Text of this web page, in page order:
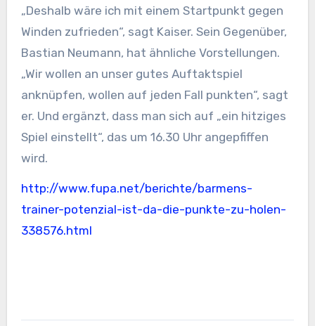
„Deshalb wäre ich mit einem Startpunkt gegen
Winden zufrieden“, sagt Kaiser. Sein Gegenüber,
Bastian Neumann, hat ähnliche Vorstellungen.
„Wir wollen an unser gutes Auftaktspiel
anknüpfen, wollen auf jeden Fall punkten“, sagt
er. Und ergänzt, dass man sich auf „ein hitziges
Spiel einstellt“, das um 16.30 Uhr angepfiffen
wird.
http://www.fupa.net/berichte/barmens-
trainer-potenzial-ist-da-die-punkte-zu-holen-
338576.html